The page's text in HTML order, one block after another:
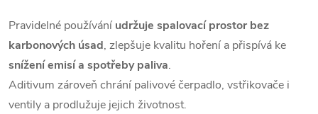
Pravidelné používání udržuje spalovací prostor bez
karbonových úsad, zlepšuje kvalitu hoření a přispívá ke
snížení emisí a spotřeby paliva.
Aditivum zároveň chrání palivové čerpadlo, vstřikovače i
ventily a prodlužuje jejich životnost.